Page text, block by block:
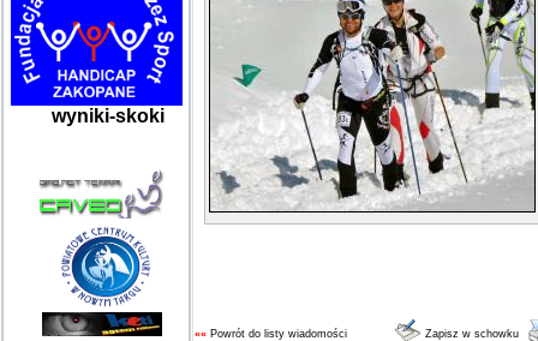
wyniki-skoki
«« Powrót do listy wiadomości Zapisz w schowku